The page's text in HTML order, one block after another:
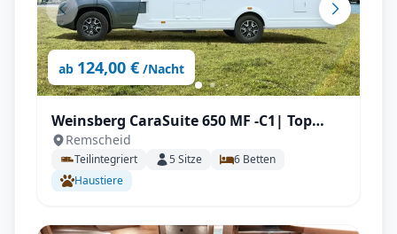
ab 124,00 € /Nacht
Weinsberg CaraSuite 650 MF -C1| Top
Ausstattung: Aufgelastet, Automatik,
Klimaanlage, Markise, Navigation,
Rückfahrkamera, uvm.
Remscheid
Teilintegriert 5Sitze 6 Betten
Haustiere